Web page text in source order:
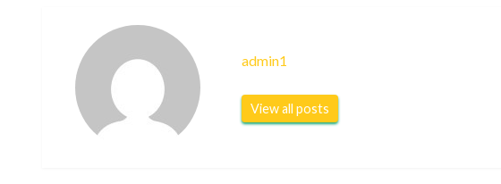
admin1
View all posts